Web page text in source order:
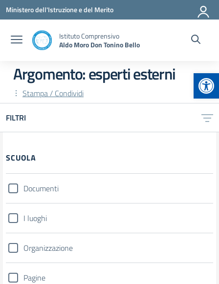
Vai ai contenuti
Vai al menu di navigazione
Vai al footer
Ministero dell'Istruzione e del Merito
Istituto Comprensivo
Aldo Moro Don Tonino Bello
Argomento: esperti esterni
Stampa / Condividi
FILTRI
Filtri
SCUOLA
Documenti
I luoghi
Organizzazione
Pagine